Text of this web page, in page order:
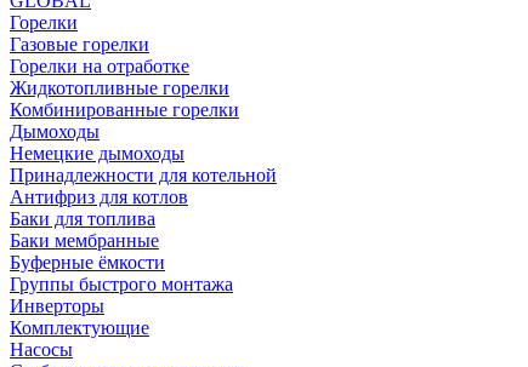
Горелки
Газовые горелки
Горелки на отработке
Жидкотопливные горелки
Комбинированные горелки
Дымоходы
Немецкие дымоходы
Принадлежности для котельной
Антифриз для котлов
Баки для топлива
Баки мембранные
Буферные ёмкости
Группы быстрого монтажа
Инверторы
Комплектующие
Насосы